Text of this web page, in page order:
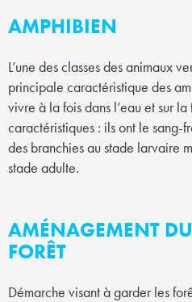
AMPHIBIEN
L’une des classes des animaux
principale caractéristique des
vivre à la fois dans l’eau et sur
caractéristiques : ils ont le
des branchies au stade larvaire
stade adulte.
AMÉNAGEMENT
FORÊT
Démarche visant à garder les